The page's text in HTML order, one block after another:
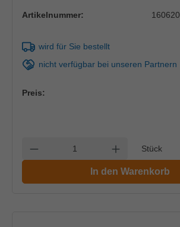
Artikelnummer: 160620
wird für Sie bestellt
nicht verfügbar bei unseren Partnern
Preis:
Anzahl verringern Anzahl erhöhen
In den Warenkorb